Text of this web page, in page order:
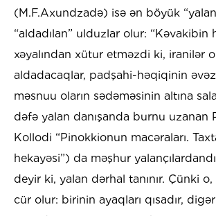
(M.F.Axundzadə) isə ən böyük
“aldadılan” ulduzlar olur: “Kəvakibin
xəyalından xütur etməzdi ki, iranilər
aldadacaqlar, padşahi-həqiqinin
məsnuu oların sədəməsinin altına
dəfə yalan danışanda burnu uzanan
Kollodi “Pinokkionun macəraları.
hekayəsi”) da məşhur
deyir ki, yalan dərhal tanınır. Çünki
cür olur: birinin ayaqları qısadır,